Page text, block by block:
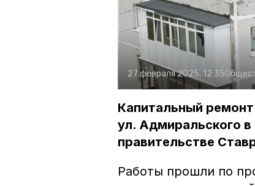
27 февраля 2025, 12:35
Капитальный
ул. Адмиральского
правительстве
Работы прошли по